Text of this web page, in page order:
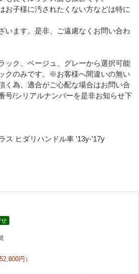
お子様に汚されたくない方などは特に
います。是非、ご遠慮なくお問い合わ
ック、ベージュ、グレーから選択可能
クのみです。※お客様へ間違いの無い
く為、適合がご心配な場合はお問い合
号/シリアルナンバーを是非お知らせ下
ス ヒダリハンドル車 '13y-'17y
せ
円）